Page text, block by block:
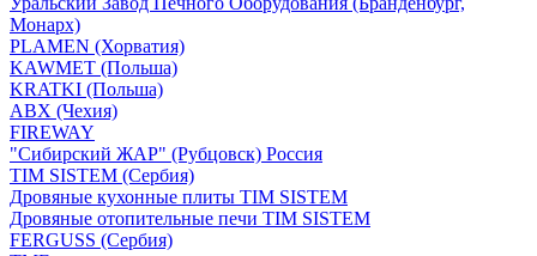
Монарх)
PLAMEN (Хорватия)
KAWMET (Польша)
KRATKI (Польша)
ABX (Чехия)
FIREWAY
"Сибирский ЖАР" (Рубцовск) Россия
TIM SISTEM (Сербия)
Дровяные кухонные плиты TIM SISTEM
Дровяные отопительные печи TIM SISTEM
FERGUSS (Сербия)